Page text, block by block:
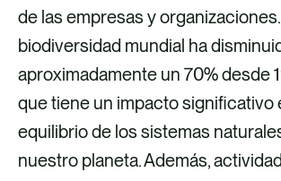
de las empresas y
biodiversidad mundial ha
aproximadamente un 70% desde
que tiene un impacto significativo
equilibrio de los sistemas
nuestro planeta. Además,